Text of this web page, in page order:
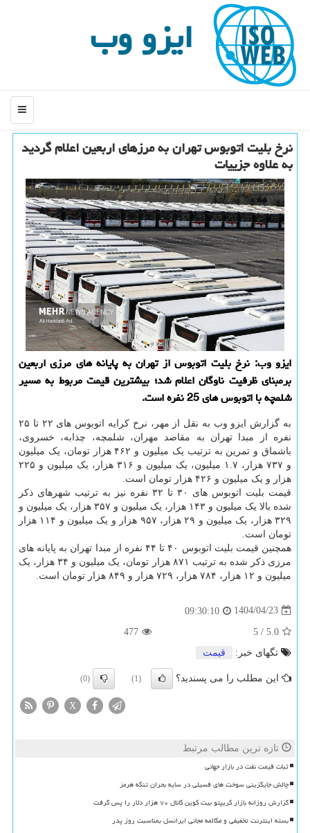
ایزو وب
منو
نرخ بلیت اتوبوس تهران به مرزهای اربعین اعلام گردید
به علاوه جزییات
ایزو وب: نرخ بلیت اتوبوس از تهران به پایانه های مرزی اربعین
برمبنای ظرفیت ناوگان اعلام شد؛ بیشترین قیمت مربوط به مسیر
شلمچه با اتوبوس های 25 نفره است.
به گزارش ایزو وب به نقل از مهر، نرخ کرایه اتوبوس های ۲۲ تا ۲۵
نفره از مبدا تهران به مقاصد مهران، شلمچه، چذابه، خسروی،
باشماق و تمرین به ترتیب یک میلیون و ۴۶۲ هزار تومان، یک میلیون
و ۷۳۷ هزار، ۱.۷ میلیون، یک میلیون و ۳۱۶ هزار، یک میلیون و ۲۲۵
هزار و یک میلیون و ۴۲۶ هزار تومان است.
قیمت بلیت اتوبوس های ۳۰ تا ۳۲ نفره نیز به ترتیب شهرهای ذکر
شده بالا یک میلیون و ۱۴۳ هزار، یک میلیون و ۳۵۷ هزار، یک میلیون و
۳۲۹ هزار، یک میلیون و ۲۹ هزار، ۹۵۷ هزار و یک میلیون و ۱۱۴ هزار
تومان است.
همچنین قیمت بلیت اتوبوس ۴۰ تا ۴۴ نفره از مبدا تهران به پایانه های
مرزی ذکر شده به ترتیب ۸۷۱ هزار تومان، یک میلیون و ۳۴ هزار، یک
میلیون و ۱۲ هزار، ۷۸۴ هزار، ۷۲۹ هزار و ۸۴۹ هزار تومان است.
1404/04/23
09:30:10
5.0
/
5
477
تگهای خبر:
قیمت
این مطلب را می پسندید؟ (1)
(0)
X
تازه ترین مطالب مرتبط
ثبات قیمت نفت در بازار جهانی
چالش جایگزینی سوخت های فسیلی در سایه بحران تنگه هرمز
گزارش روزانه بازار کریپتو بیت کوین کانال ۷۰ هزار دلار را پس گرفت
بسته اینترنت تخفیفی و مکالمه مجانی ایرانسل بمناسبت روز پدر